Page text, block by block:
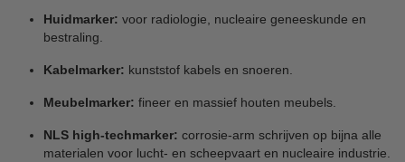
Huidmarker: voor radiologie, nucleaire geneeskunde en
bestraling.
Kabelmarker: kunststof kabels en snoeren.
Meubelmarker: fineer en massief houten meubels.
NLS high-techmarker: corrosie-arm schrijven op bijna alle
materialen voor lucht- en scheepvaart en nucleaire industrie.